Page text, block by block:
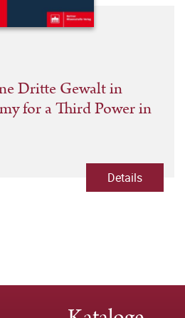
Dritte Gewalt in
for a Third Power in
Details